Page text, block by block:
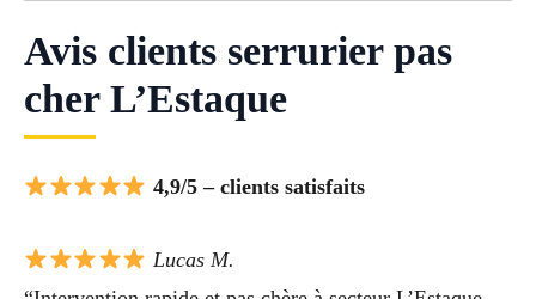
Avis clients serrurier pas
cher L’Estaque
4,9/5 – clients satisfaits
Lucas M.